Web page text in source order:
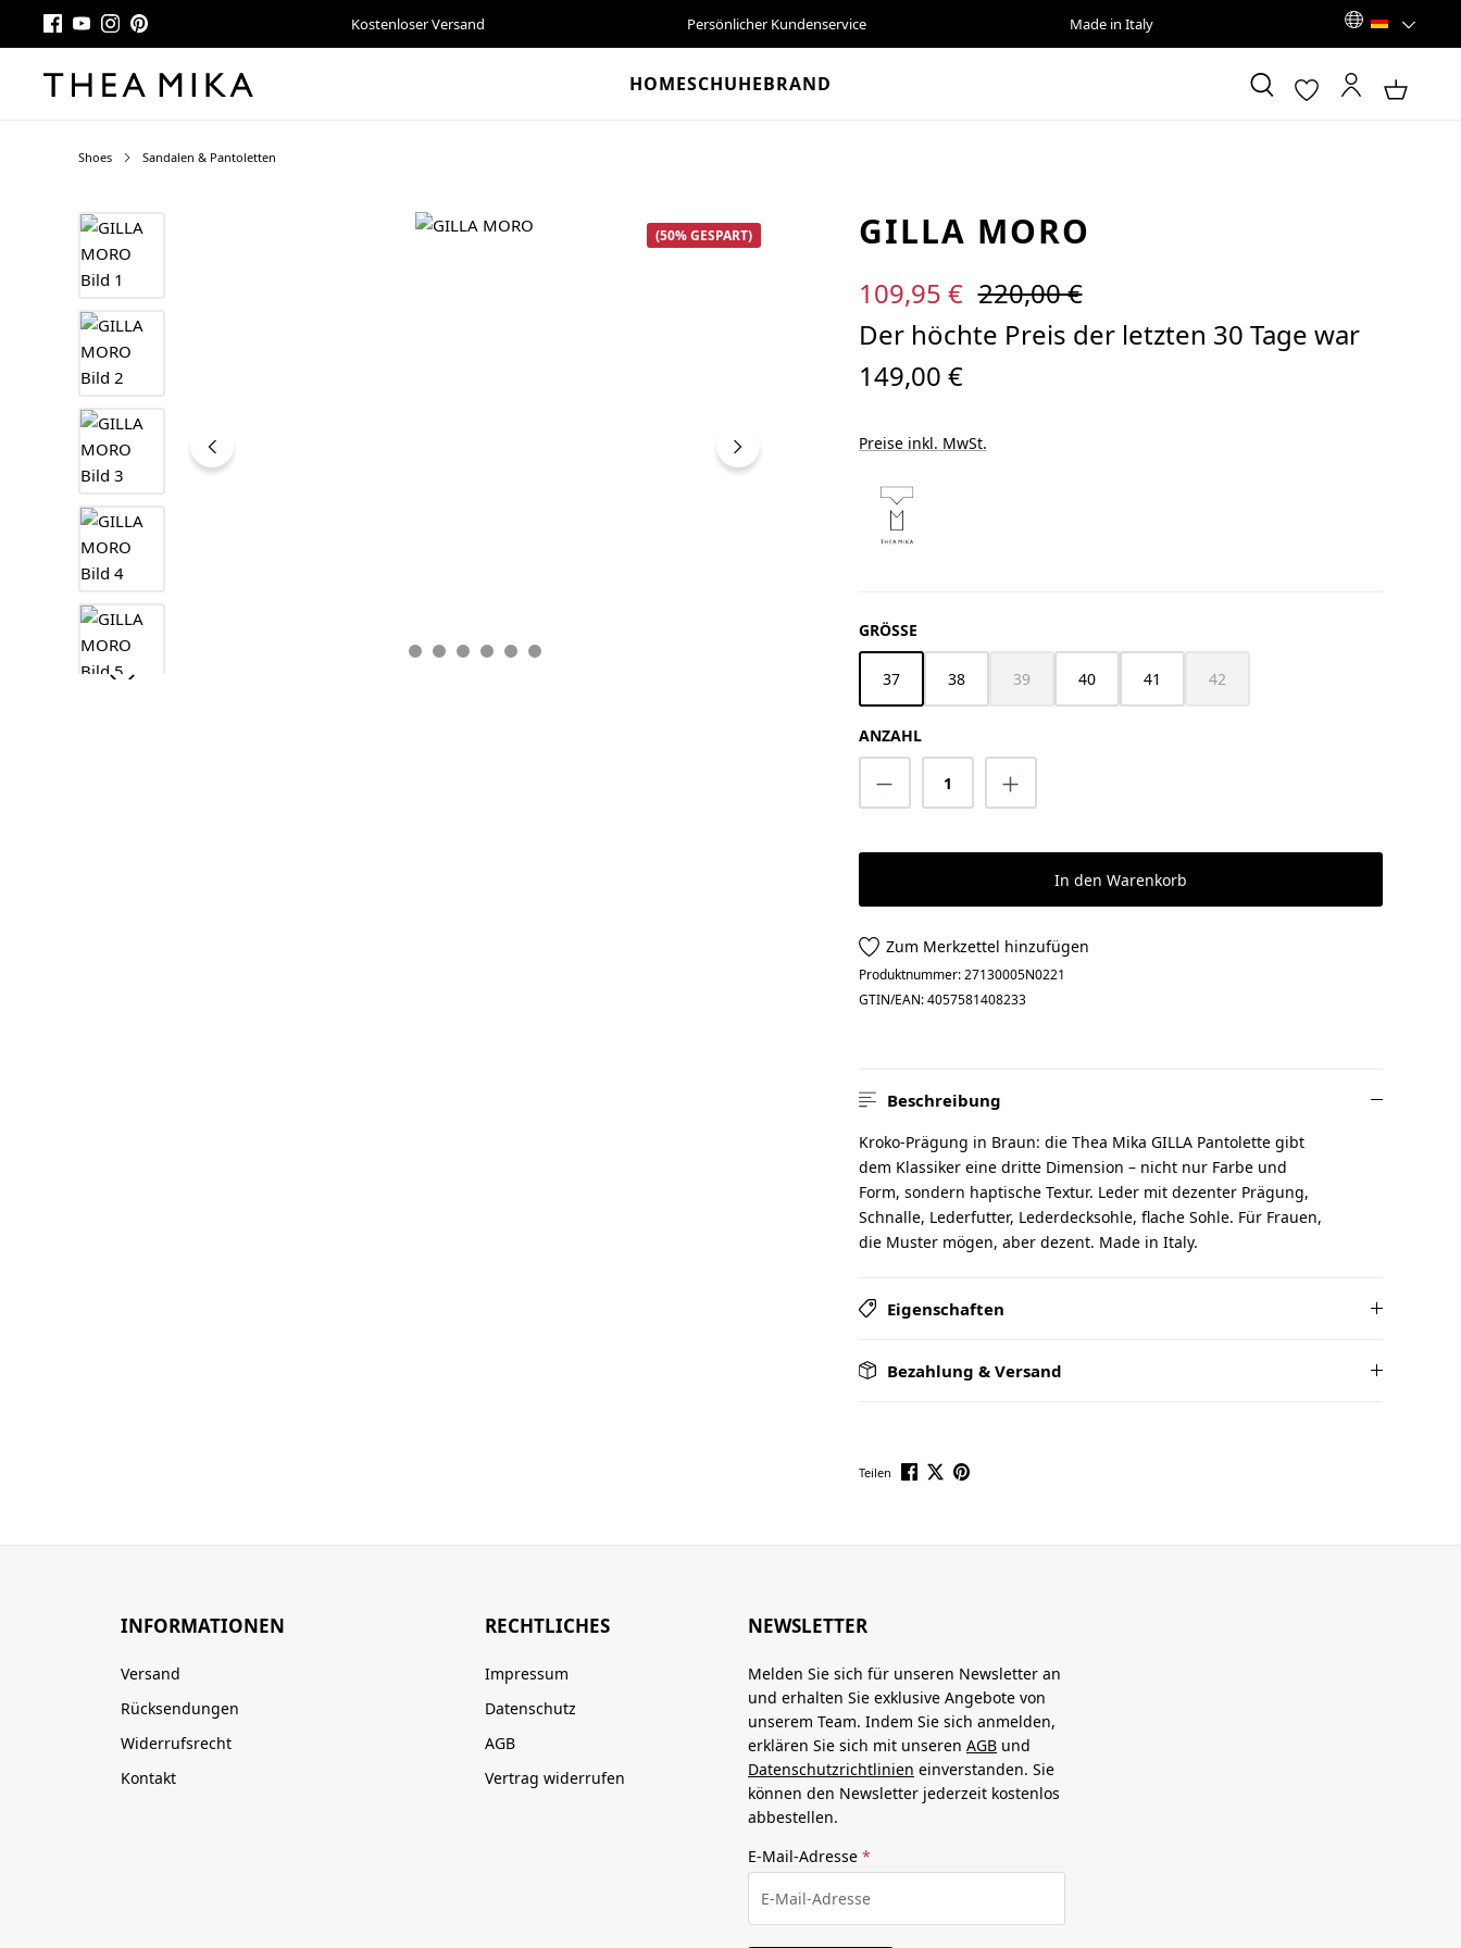
Kostenloser Versand Persönlicher Kundenservice Made in Italy
HOMESCHUHEBRAND
Shoes Sandalen & Pantoletten
Bildergalerie überspringen
(50% GESPART) GILLA MORO
Verkaufspreis:
109,95 € Regulärer Preis:
220,00 €
Der höchte Preis der letzten 30 Tage war
149,00 €
Preise inkl. MwSt.
GRÖSSE AUSWÄHLEN
37 38 39
(Diese Option ist zurzeit nicht verfügbar.)
40 41 42
(Diese Option ist zurzeit nicht
ANZAHL
Produkt Anzahl: Gib den gewünschten Wert
In den Warenkorb
Zum Merkzettel hinzufügen
Produktnummer:27130005N0221
GTIN/EAN:4057581408233
Beschreibung
Kroko-Prägung in Braun: die Thea Mika GILLA Pantolette gibt
dem Klassiker eine dritte Dimension – nicht nur Farbe und
Form, sondern haptische Textur. Leder mit dezenter Prägung,
Schnalle, Lederfutter, Lederdecksohle, flache Sohle. Für Frauen,
die Muster mögen, aber dezent. Made in Italy.
Eigenschaften
Bezahlung & Versand
Teilen
INFORMATIONEN
Versand
Rücksendungen
Widerrufsrecht
Kontakt
RECHTLICHES
Impressum
Datenschutz
AGB
Vertrag widerrufen
NEWSLETTER
Melden Sie sich für unseren Newsletter an
und erhalten Sie exklusive Angebote von
unserem Team. Indem Sie sich anmelden,
erklären Sie sich mit unseren AGB und
Datenschutzrichtlinien einverstanden. Sie
können den Newsletter jederzeit kostenlos
abbestellen.
E-Mail-Adresse *